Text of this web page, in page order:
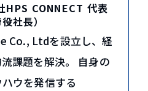
HPS CONNECT 代表
社長）
Co., Ltdを設立し、経
課題を解決。 自身の
ウを発信する